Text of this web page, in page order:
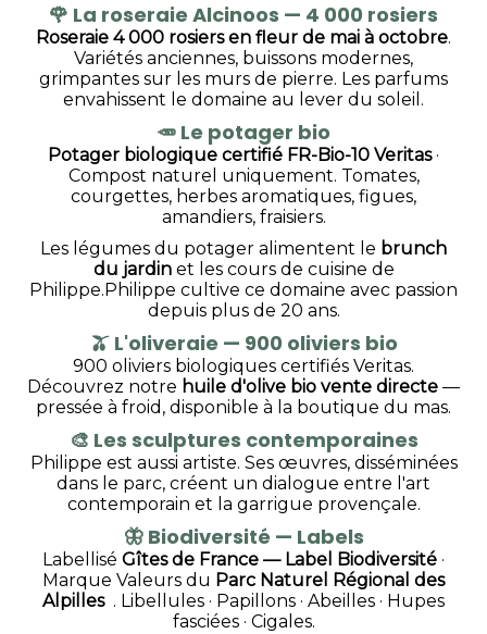
🌹 La roseraie Alcinoos — 4 000 rosiers
Roseraie 4 000 rosiers en fleur de mai à octobre.
Variétés anciennes, buissons modernes,
grimpantes sur les murs de pierre. Les parfums
envahissent le domaine au lever du soleil.
🥕 Le potager bio
Potager biologique certifié FR-Bio-10 Veritas·
Compost naturel uniquement. Tomates,
courgettes, herbes aromatiques, figues,
amandiers, fraisiers.
Les légumes du potager alimentent le brunch
du jardin et les cours de cuisine de
Philippe.Philippe cultive ce domaine avec passion
depuis plus de 20 ans.
🫒 L'oliveraie — 900 oliviers bio
900 oliviers biologiques certifiés Veritas.
Découvrez notre huile d'olive bio vente directe —
pressée à froid, disponible à la boutique du mas.
🎨 Les sculptures contemporaines
Philippe est aussi artiste. Ses œuvres, disséminées
dans le parc, créent un dialogue entre l'art
contemporain et la garrigue provençale.
🦋 Biodiversité — Labels
Labellisé Gîtes de France — Label Biodiversité ·
Marque Valeurs du Parc Naturel Régional des
Alpilles . Libellules · Papillons · Abeilles · Hupes
fasciées · Cigales.